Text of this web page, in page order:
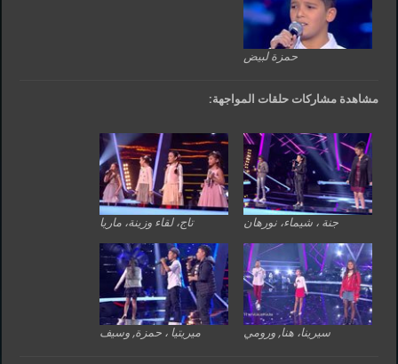
حمزة لبيض
مشاهدة مشاركات حلقات المواجهة:
جنة ، شيماء، نورهان تاج، لقاء وزينة، ماريا
سيرينا، هنا, ورومي ميريتيا ، حمزة, وسيف